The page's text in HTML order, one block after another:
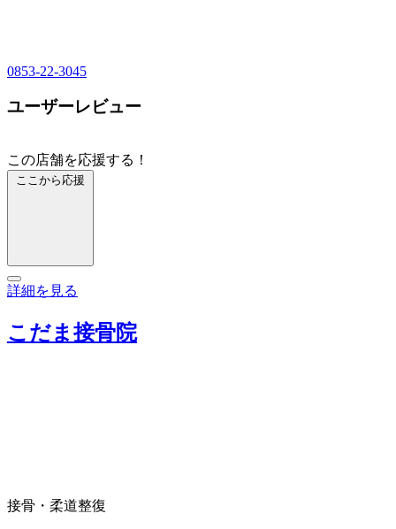
0853-22-3045
ユーザーレビュー
この店舗を応援する！
ここから応援
詳細を見る
こだま接骨院
接骨・柔道整復